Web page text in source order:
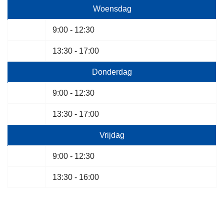
Woensdag
9:00 - 12:30
13:30 - 17:00
Donderdag
9:00 - 12:30
13:30 - 17:00
Vrijdag
9:00 - 12:30
13:30 - 16:00